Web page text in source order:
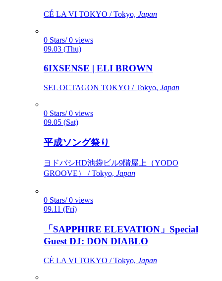
CÉ LA VI TOKYO / Tokyo, Japan
0 Stars/ 0 views
09.03 (Thu)
6IXSENSE | ELI BROWN
SEL OCTAGON TOKYO / Tokyo, Japan
0 Stars/ 0 views
09.05 (Sat)
平成ソング祭り
ヨドバシHD池袋ビル9階屋上（YODO
GROOVE） / Tokyo, Japan
0 Stars/ 0 views
09.11 (Fri)
「SAPPHIRE ELEVATION」Special
Guest DJ: DON DIABLO
CÉ LA VI TOKYO / Tokyo, Japan